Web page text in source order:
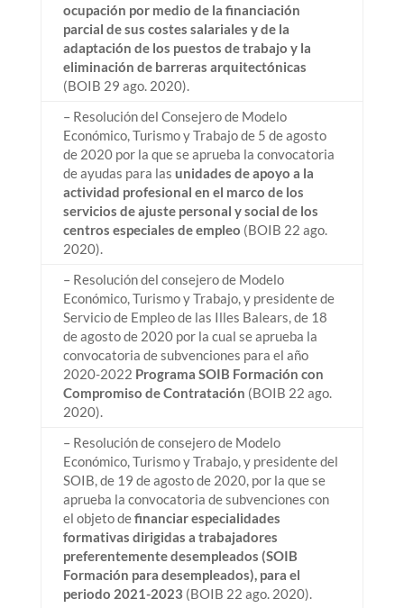
ocupación por medio de la financiación
parcial de sus costes salariales y de la
adaptación de los puestos de trabajo y la
eliminación de barreras arquitectónicas
(BOIB 29 ago. 2020).
– Resolución del Consejero de Modelo
Económico, Turismo y Trabajo de 5 de agosto
de 2020 por la que se aprueba la convocatoria
de ayudas para las unidades de apoyo a la
actividad profesional en el marco de los
servicios de ajuste personal y social de los
centros especiales de empleo (BOIB 22 ago.
2020).
– Resolución del consejero de Modelo
Económico, Turismo y Trabajo, y presidente de
Servicio de Empleo de las Illes Balears, de 18
de agosto de 2020 por la cual se aprueba la
convocatoria de subvenciones para el año
2020-2022 Programa SOIB Formación con
Compromiso de Contratación (BOIB 22 ago.
2020).
– Resolución de consejero de Modelo
Económico, Turismo y Trabajo, y presidente del
SOIB, de 19 de agosto de 2020, por la que se
aprueba la convocatoria de subvenciones con
el objeto definanciar especialidades
formativas dirigidas a trabajadores
preferentemente desempleados (SOIB
Formación para desempleados), para el
periodo 2021-2023 (BOIB 22 ago. 2020).